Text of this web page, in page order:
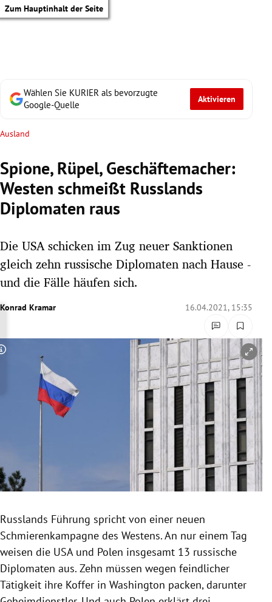
Zum Hauptinhalt der Seite
Untermenü
Untermenü
Untermenü
Untermenü
Untermenü
Untermenü
Untermenü
Untermenü
Wählen Sie KURIER als bevorzugte
Google-Quelle
Aktivieren
Ausland
Spione, Rüpel, Geschäftemacher:
Westen schmeißt Russlands
Diplomaten raus
Die USA schicken im Zug neuer Sanktionen
gleich zehn russische Diplomaten nach Hause -
und die Fälle häufen sich.
Konrad Kramar 16.04.2021, 15:35
Copyright-Hinweis öffnen/schließen
Russlands Führung spricht von einer neuen
Schmierenkampagne des Westens. An nur einem Tag
weisen die USA und Polen insgesamt 13 russische
Diplomaten aus. Zehn müssen wegen feindlicher
Tätigkeit ihre Koffer in Washington packen, darunter